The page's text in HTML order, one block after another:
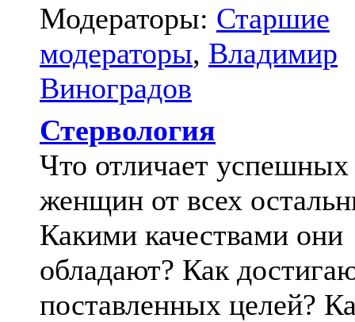
Модераторы: Старшие
модераторы, Владимир
Виноградов
Стервология
Что отличает успешных
женщин от всех
Какими качествами они
обладают? Как
поставленных целей?